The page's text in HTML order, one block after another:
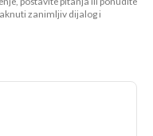
zanimljiv dijalog i